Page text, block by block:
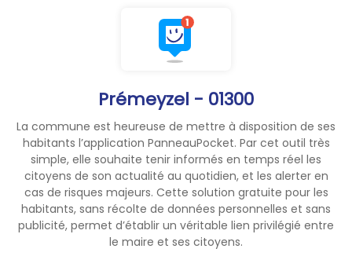
Prémeyzel - 01300
La commune est heureuse de mettre à disposition de ses
habitants l’application PanneauPocket. Par cet outil très
simple, elle souhaite tenir informés en temps réel les
citoyens de son actualité au quotidien, et les alerter en
cas de risques majeurs. Cette solution gratuite pour les
habitants, sans récolte de données personnelles et sans
publicité, permet d’établir un véritable lien privilégié entre
le maire et ses citoyens.